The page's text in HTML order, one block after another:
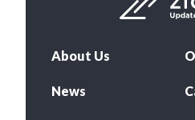
About Us
News